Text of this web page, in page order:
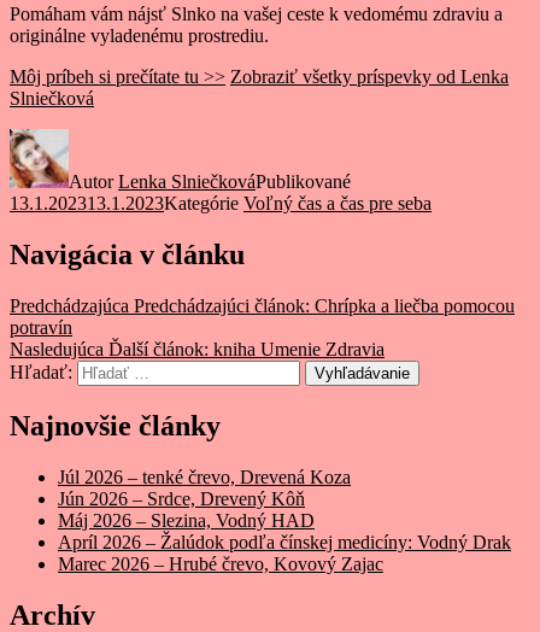
Pomáham vám nájsť Slnko na vašej ceste k vedomému zdraviu a
originálne vyladenému prostrediu.
Môj príbeh si prečítate tu >> Zobraziť všetky príspevky od Lenka
Slniečková
AutorLenka SlniečkováPublikované
13.1.202313.1.2023Kategórie Voľný čas a čas pre seba
Navigácia v článku
Predchádzajúca Predchádzajúci článok: Chrípka a liečba pomocou
potravín
Nasledujúca Ďalší článok: kniha Umenie Zdravia
Hľadať:
Vyhľadávanie
Najnovšie články
Júl 2026 – tenké črevo, Drevená Koza
Jún 2026 – Srdce, Drevený Kôň
Máj 2026 – Slezina, Vodný HAD
Apríl 2026 – Žalúdok podľa čínskej medicíny: Vodný Drak
Marec 2026 – Hrubé črevo, Kovový Zajac
Archív